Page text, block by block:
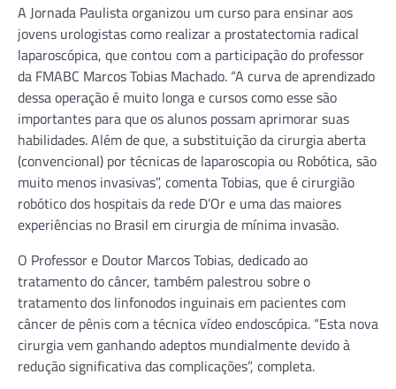
A Jornada Paulista organizou um curso para ensinar aos
jovens urologistas como realizar a prostatectomia radical
laparoscópica, que contou com a participação do professor
da FMABC Marcos Tobias Machado. “A curva de aprendizado
dessa operação é muito longa e cursos como esse são
importantes para que os alunos possam aprimorar suas
habilidades. Além de que, a substituição da cirurgia aberta
(convencional) por técnicas de laparoscopia ou Robótica, são
muito menos invasivas”, comenta Tobias, que é cirurgião
robótico dos hospitais da rede D’Or e uma das maiores
experiências no Brasil em cirurgia de mínima invasão.
O Professor e Doutor Marcos Tobias, dedicado ao
tratamento do câncer, também palestrou sobre o
tratamento dos linfonodos inguinais em pacientes com
câncer de pênis com a técnica vídeo endoscópica. “Esta nova
cirurgia vem ganhando adeptos mundialmente devido à
redução significativa das complicações”, completa.